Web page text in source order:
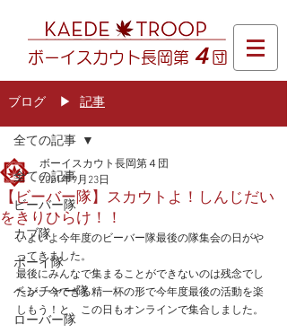
ボーイスカウト長岡第 ４ 団
記事
全ての記事
ビーバー隊
カブ隊
ボーイ隊
ベンチャー隊
ローバー隊
全ての記事
【ビーバー隊】スカウトよ！しんじだい
をきりひらけ！！
ボーイスカウト長岡第４団
2021年9月23日
いよいよ今年度のビーバー隊最後の隊集会の日がや
ってきました。
最後にみんなで集まることができないのは残念でし
たが、今できる精一杯の形で今年度最後の活動を楽
しもう！と、この日もオンラインで集合しました。
ブログ ​▶ 記事